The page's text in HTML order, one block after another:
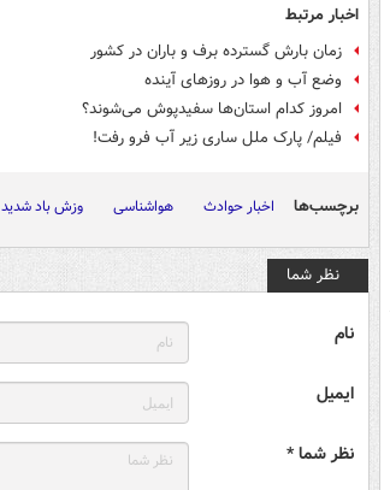
اخبار مرتبط
زمان بارش گسترده برف و باران در کشور
وضع آب و هوا در روزهای آینده
امروز کدام استان‌ها سفیدپوش می‌شوند؟
فیلم/ پارک ملل ساری زیر آب فرو رفت!
برچسب‌ها اخبار حوادث هواشناسی وزش باد شدید
نظر شما
نام
ایمیل
نظر شما *